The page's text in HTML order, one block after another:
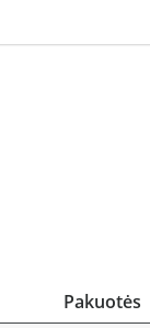
Pakuotės